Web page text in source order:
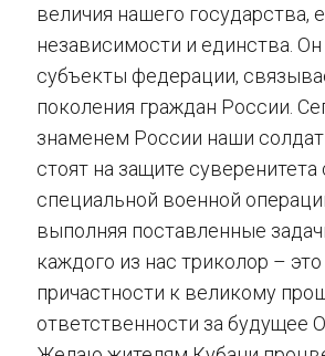
величия нашего государства,
независимости и единства.
субъекты федерации,
поколения граждан России.
знаменем России наши
стоят на защите
специальной военной
выполняя поставленные
каждого из нас триколор –
причастности к великому
ответственности за будущее